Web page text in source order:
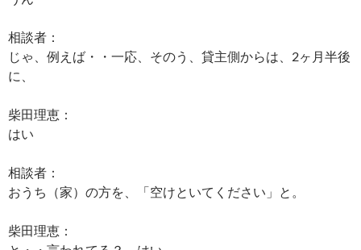
相談者：
じゃ、例えば・・一応、そのう、貸主側からは、2ヶ月半後
に、
柴田理恵：
はい
相談者：
おうち（家）の方を、「空けといてください」と。
柴田理恵：